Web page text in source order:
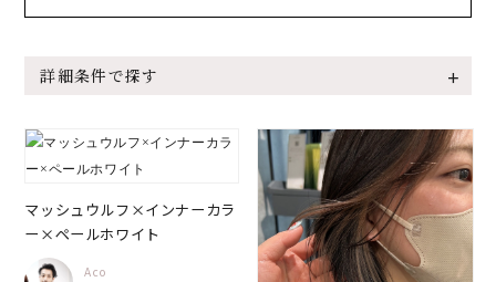
詳細条件で探す
マッシュウルフ×インナーカラ
ー×ペールホワイト
Aco